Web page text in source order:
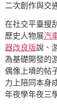
二次創作與交
在社交平臺搜
歷史人物展汽
器改良版說、
為基礎開發的
偶像上墳的帖
力上陪同本身
年夜學年夜三